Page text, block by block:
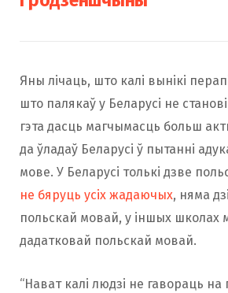
Яны лічаць, што калі вынікі
што палякаў у Беларусі не
гэта дасць магчымасць больш
да ўладаў Беларусі ў пытанні
мове. У Беларусі толькі дзве
не бяруць усіх жадаючых, няма
польскай мовай, у іншых школах
дадатковай польскай мовай.
“Нават калі людзі не гавораць